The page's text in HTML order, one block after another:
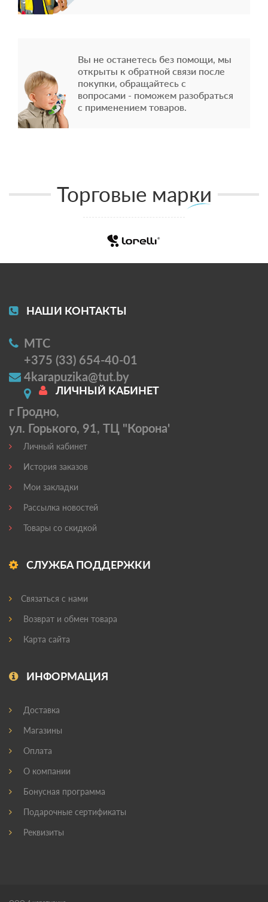
Вы не останетесь без помощи, мы
открыты к обратной связи после
покупки, обращайтесь с
вопросами - поможем разобраться
с применением товаров.
Торговые марки
НАШИ КОНТАКТЫ
МТС
+375 (33) 654-40-01
4karapuzika@tut.by
г Гродно,
ул. Горького, 91, ТЦ "Корона'
ЛИЧНЫЙ КАБИНЕТ
Личный кабинет
История заказов
Мои закладки
Рассылка новостей
Товары со скидкой
СЛУЖБА ПОДДЕРЖКИ
Связаться с нами
Возврат и обмен товара
Карта сайта
ИНФОРМАЦИЯ
Доставка
Магазины
Оплата
О компании
Бонусная программа
Подарочные сертификаты
Реквизиты